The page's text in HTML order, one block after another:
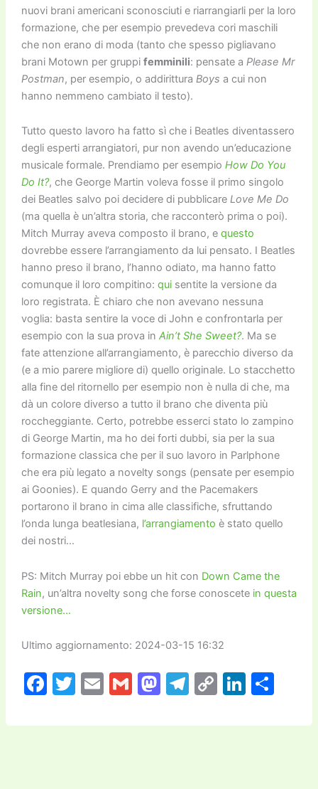
nuovi brani americani sconosciuti e riarrangiarli per la loro
formazione, che per esempio prevedeva cori maschili
che non erano di moda (tanto che spesso pigliavano
brani Motown per gruppi femminili: pensate a Please Mr
Postman, per esempio, o addirittura Boys a cui non
hanno nemmeno cambiato il testo).
Tutto questo lavoro ha fatto sì che i Beatles diventassero
degli esperti arrangiatori, pur non avendo un’educazione
musicale formale. Prendiamo per esempio How Do You
Do It?, che George Martin voleva fosse il primo singolo
dei Beatles salvo poi decidere di pubblicare Love Me Do
(ma quella è un’altra storia, che racconterò prima o poi).
Mitch Murray aveva composto il brano, e questo
dovrebbe essere l’arrangiamento da lui pensato. I Beatles
hanno preso il brano, l’hanno odiato, ma hanno fatto
comunque il loro compitino: quisentite la versione da
loro registrata. È chiaro che non avevano nessuna
voglia: basta sentire la voce di John e confrontarla per
esempio con la sua prova in Ain’t She Sweet?. Ma se
fate attenzione all’arrangiamento, è parecchio diverso da
(e a mio parere migliore di) quello originale. Lo stacchetto
alla fine del ritornello per esempio non è nulla di che, ma
dà un colore diverso a tutto il brano che diventa più
roccheggiante. Certo, potrebbe esserci stato lo zampino
di George Martin, ma ho dei forti dubbi, sia per la sua
formazione classica che per il suo lavoro in Parlphone
che era più legato a novelty songs (pensate per esempio
ai Goonies). E quando Gerry and the Pacemakers
portarono il brano in cima alle classifiche, sfruttando
l’onda lunga beatlesiana, l’arrangiamento è stato quello
dei nostri…
PS: Mitch Murray poi ebbe un hit con Down Came the
Rain, un’altra novelty song che forse conoscete in questa
versione…
Ultimo aggiornamento: 2024-03-15 16:32
F
c
T
itt
E
ai
G
ai
M
st
T
e
C
p
Li
k
C
n